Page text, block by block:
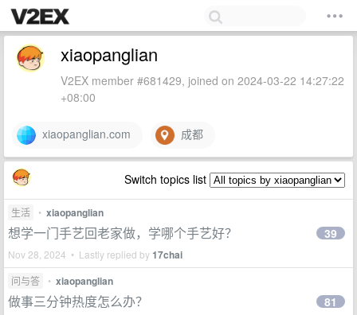
xiaopanglian
V2EX member #681429, joined on 2024-03-22 14:27:22
+08:00
xiaopanglian.com 成都
Switch topics list
生活 • xiaopanglian
想学一门手艺回老家做，学哪个手艺好？
Nov 28, 2024 • Lastly replied by17chai
39
问与答 • xiaopanglian
做事三分钟热度怎么办？ 81